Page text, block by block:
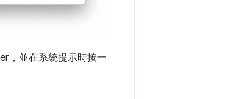
，並在系統提示時按一